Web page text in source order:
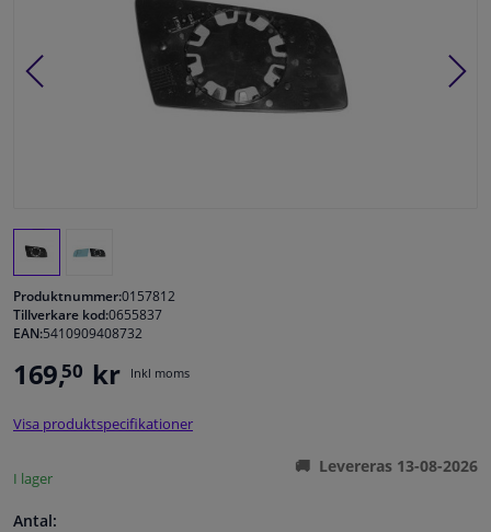
Filter & Vätskor
Bagage & Transport
Bilvård & Tillbehör
Verkstad & Verktyg
Husbil, motorcykel, cykel & båt
Produktnummer:0157812
Tillverkare kod:0655837
EAN:5410909408732
169,50 kr Inkl moms
Visa produktspecifikationer
I lager
Levereras 13-08-2026
Antal: